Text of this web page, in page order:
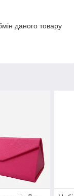
даного товару